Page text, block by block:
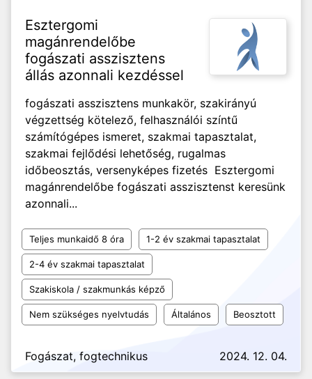
Esztergomi
magánrendelőbe
fogászati asszisztens
állás azonnali kezdéssel
fogászati asszisztens munkakör, szakirányú
végzettség kötelező, felhasználói színtű
számítógépes ismeret, szakmai tapasztalat,
szakmai fejlődési lehetőség, rugalmas
időbeosztás, versenyképes fizetés Esztergomi
magánrendelőbe fogászati asszisztenst keresünk
azonnali...
Teljes munkaidő 8 óra 1-2 év szakmai tapasztalat
2-4 év szakmai tapasztalat
Szakiskola / szakmunkás képző
Nem szükséges nyelvtudás Általános Beosztott
Fogászat, fogtechnikus 2024. 12. 04.